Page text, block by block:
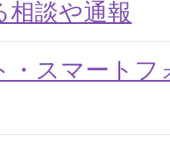
相談や通報
・スマート